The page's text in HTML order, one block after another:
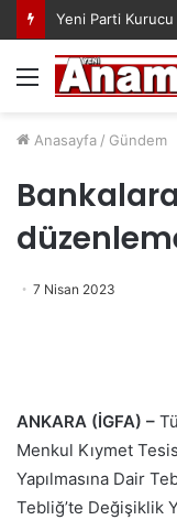
Menü
Anasayfa / Gündem
7 Nisan 2023
ANKARA (İGFA) –
Menkul Kıymet
Yapılmasına Dair
Tebliğ’te Değişiklik